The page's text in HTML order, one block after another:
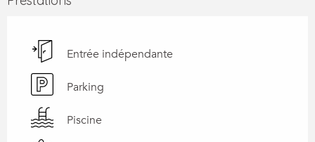
Entrée indépendante
Parking
Piscine